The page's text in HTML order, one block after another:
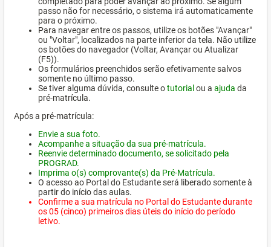
passo não for necessário, o sistema irá automaticamente
para o próximo.
Para navegar entre os passos, utilize os botões "Avançar"
ou "Voltar", localizados na parte inferior da tela. Não utilize
os botões do navegador (Voltar, Avançar ou Atualizar
(F5)).
Os formulários preenchidos serão efetivamente salvos
somente no último passo.
Se tiver alguma dúvida, consulte otutorial ou a ajuda da
pré-matrícula.
Após a pré-matrícula:
Envie a sua foto.
Acompanhe a situação da sua pré-matrícula.
Reenvie determinado documento, se solicitado pela
PROGRAD.
Imprima o(s) comprovante(s) da Pré-Matrícula.
O acesso ao Portal do Estudante será liberado somente à
partir do início das aulas.
Confirme a sua matrícula no Portal do Estudante durante
os 05 (cinco) primeiros dias úteis do início do período
letivo.